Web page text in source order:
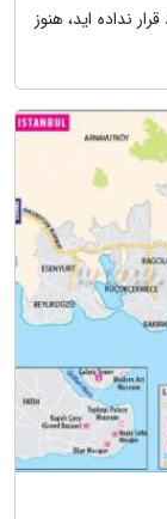
نداده اید، هنوز